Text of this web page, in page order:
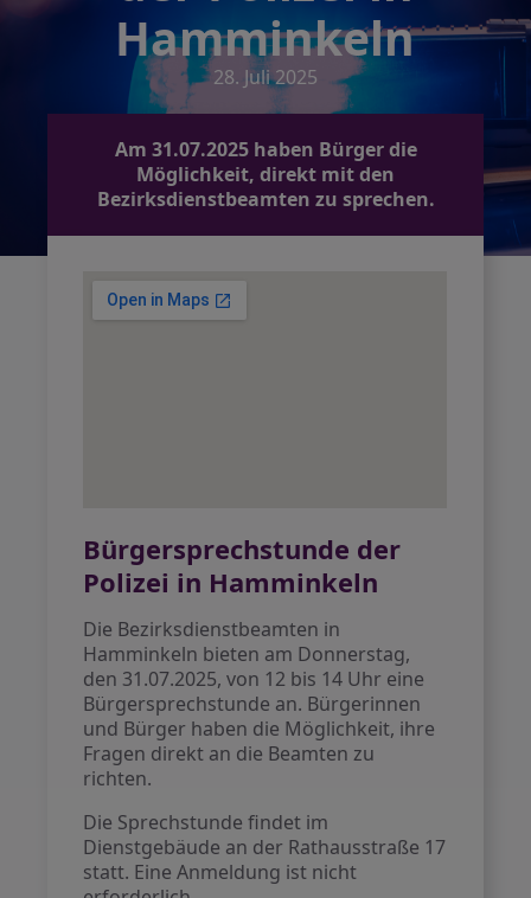
Hamminkeln
28. Juli 2025
Am 31.07.2025 haben Bürger die
Möglichkeit, direkt mit den
Bezirksdienstbeamten zu sprechen.
Bürgersprechstunde der
Polizei in Hamminkeln
Die Bezirksdienstbeamten in
Hamminkeln bieten am Donnerstag,
den 31.07.2025, von 12 bis 14 Uhr eine
Bürgersprechstunde an. Bürgerinnen
und Bürger haben die Möglichkeit, ihre
Fragen direkt an die Beamten zu
richten.
Die Sprechstunde findet im
Dienstgebäude an der Rathausstraße 17
statt. Eine Anmeldung ist nicht